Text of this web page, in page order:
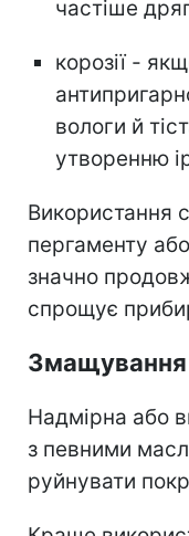
частіше
корозії -
вологи й
утворенню
Використання
пергаменту
значно
спрощує
Надмірна або
з певними
руйнувати